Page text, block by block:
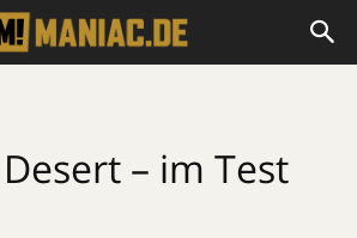
– im Test